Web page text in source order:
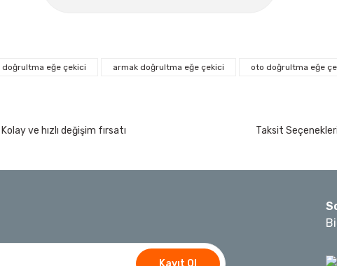
İzeltaş
Ücretsiz Nakliye
3.874,20 TL
Bosch GLM 50-27 C Lazerli Uzaklık Ölçer-Lazer
Ücretsiz Nakliye
doğrultma eğe çekici armak doğrultma eğe çekici oto doğrultma eğe
Kolay ve hızlı değişim fırsatı Taksit Seçenekleri
Kayıt Ol